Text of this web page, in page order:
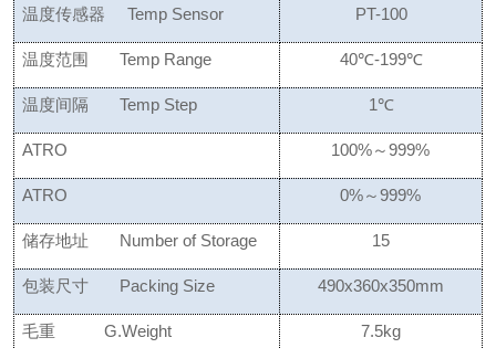
温度传感器 Temp Sensor PT-100
温度范围 Temp Range 40℃-199℃
温度间隔 Temp Step 1℃
ATRO 100%～999%
ATRO 0%～999%
储存地址 Number of Storage 15
包装尺寸 Packing Size 490x360x350mm
毛重 G.Weight 7.5kg